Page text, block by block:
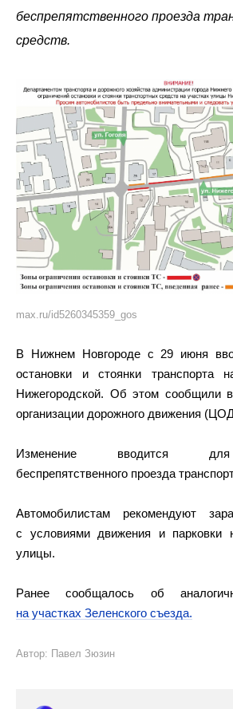
беспрепятственного проезда
средств.
max.ru/id5260345359_gos
В Нижнем Новгороде с 29 июня
остановки и стоянки транспорта
Нижегородской. Об этом сообщили
организации дорожного движения
Изменение вводится для
беспрепятственного проезда
Автомобилистам рекомендуют
с условиями движения и парковки
улицы.
Ранее сообщалось об
на участках Зеленского съезда.
Автор: Павел Зюзин